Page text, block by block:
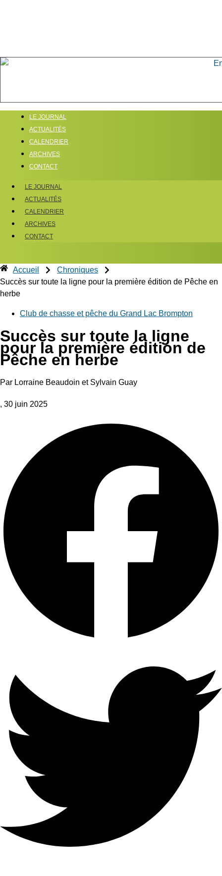
LE JOURNAL
ACTUALITÉS
CALENDRIER
ARCHIVES
CONTACT
LE JOURNAL
ACTUALITÉS
CALENDRIER
ARCHIVES
CONTACT
Accueil
Chroniques
Succès sur toute la ligne pour la première édition de Pêche en
herbe
Club de chasse et pêche du Grand Lac Brompton
Succès sur toute la ligne
pour la première édition de
Pêche en herbe
Par Lorraine Beaudoin et Sylvain Guay
, 30 juin 2025